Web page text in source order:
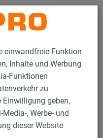
einwandfreie Funktion
Inhalte und Werbung
Funktionen
zu
Einwilligung geben,
, Werbe- und
dieser Website
Kontakt
ISO-Schellen Typ H, M, T